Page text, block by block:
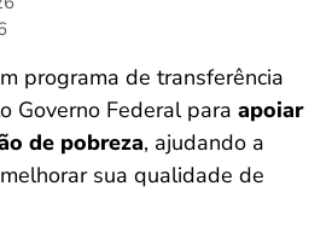
programa de transferência
Governo Federal para apoiar
de pobreza, ajudando a
sua qualidade de